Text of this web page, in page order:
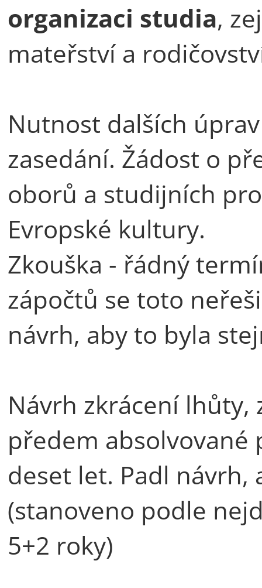
organizaci studia,
mateřství a
Nutnost dalších
zasedání. Žádost o
oborů a studijních
Evropské kultury.
Zkouška - řádný
zápočtů se toto
návrh, aby to byla
Návrh zkrácení
předem
deset let. Padl návrh,
(stanoveno podle
5+2 roky)